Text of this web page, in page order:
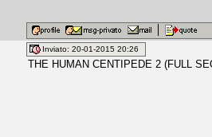
Inviato: 20-01-2015 20:26
THE HUMAN CENTIPEDE 2 (FULL